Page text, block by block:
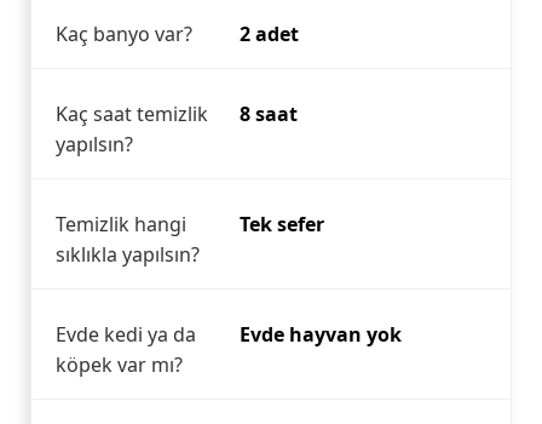
Kaç banyo var? 2 adet
Kaç saat temizlik
yapılsın?
8 saat
Temizlik hangi
sıklıkla yapılsın?
Tek sefer
Evde kedi ya da
köpek var mı?
Evde hayvan yok